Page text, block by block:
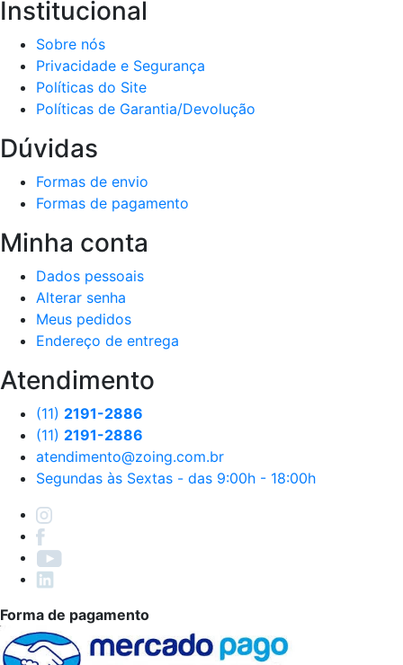
Institucional
Sobre nós
Privacidade e Segurança
Políticas do Site
Políticas de Garantia/Devolução
Dúvidas
Formas de envio
Formas de pagamento
Minha conta
Dados pessoais
Alterar senha
Meus pedidos
Endereço de entrega
Atendimento
(11) 2191-2886
(11) 2191-2886
atendimento@zoing.com.br
Segundas às Sextas - das 9:00h - 18:00h
Forma de pagamento